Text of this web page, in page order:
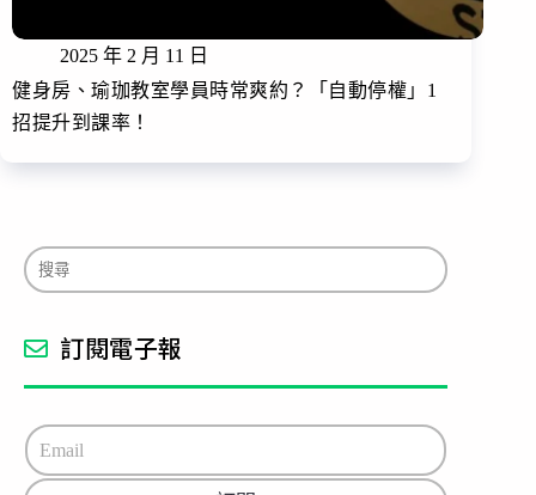
2025 年 2 月 11 日
健身房、瑜珈教室學員時常爽約？「自動停權」1
招提升到課率！
訂閱電子報
E
m
a